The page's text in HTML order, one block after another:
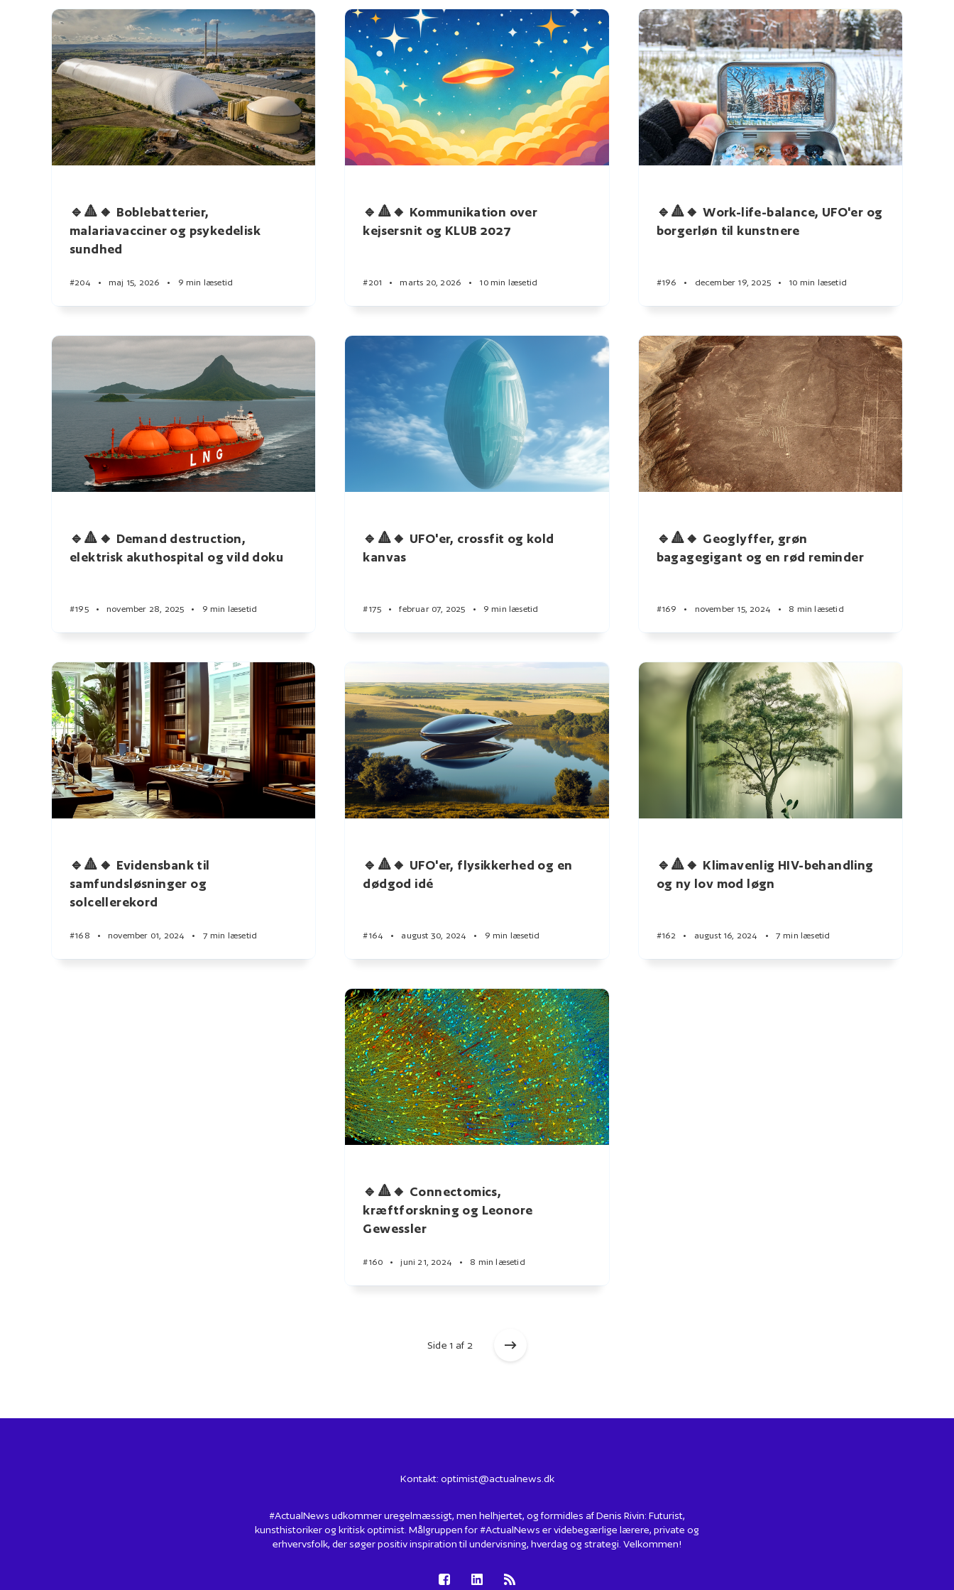
🔹🔺🔸 Boblebatterier,
malariavacciner og psykedelisk
sundhed
#204 • maj 15, 2026 • 9 min læsetid
🔹🔺🔸 Kommunikation over
kejsersnit og KLUB 2027
#201 • marts 20, 2026 • 10 min læsetid
🔹🔺🔸 Work-life-balance, UFO'er og
borgerløn til kunstnere
#196 • december 19, 2025 • 10 min læsetid
🔹🔺🔸 Demand destruction,
elektrisk akuthospital og vild doku
#195 • november 28, 2025 • 9 min læsetid
🔹🔺🔸 UFO'er, crossfit og kold
kanvas
#175 • februar 07, 2025 • 9 min læsetid
🔹🔺🔸 Geoglyffer, grøn
bagagegigant og en rød reminder
#169 • november 15, 2024 • 8 min læsetid
🔹🔺🔸 Evidensbank til
samfundsløsninger og
solcellerekord
#168 • november 01, 2024 • 7 min læsetid
🔹🔺🔸 UFO'er, flysikkerhed og en
dødgod idé
#164 • august 30, 2024 • 9 min læsetid
🔹🔺🔸 Klimavenlig HIV-behandling
og ny lov mod løgn
#162 • august 16, 2024 • 7 min læsetid
🔹🔺🔸 Connectomics,
kræftforskning og Leonore
Gewessler
#160 • juni 21, 2024 • 8 min læsetid
Side 1 af 2
Kontakt: optimist@actualnews.dk
#ActualNews udkommer uregelmæssigt, men helhjertet, og formidles af Denis Rivin: Futurist,
kunsthistoriker og kritisk optimist. Målgruppen for #ActualNews er videbegærlige lærere, private og
erhvervsfolk, der søger positiv inspiration til undervisning, hverdag og strategi. Velkommen!